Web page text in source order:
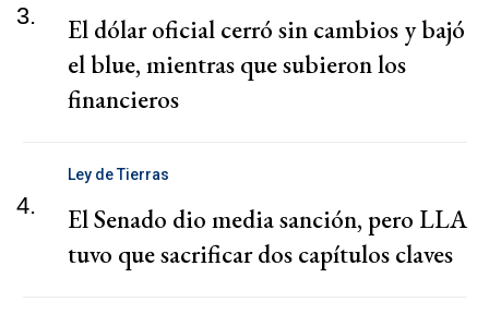
3.
El dólar oficial cerró sin cambios y bajó
el blue, mientras que subieron los
financieros
4.
Ley de Tierras
El Senado dio media sanción, pero LLA
tuvo que sacrificar dos capítulos claves